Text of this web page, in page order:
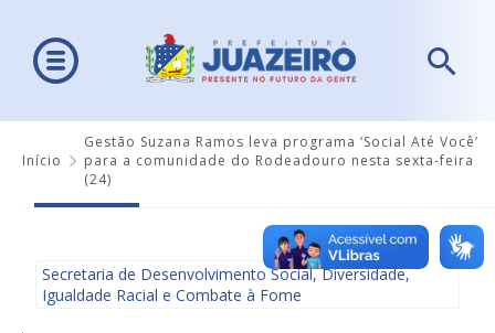
Início
Gestão Suzana Ramos leva programa ‘Social Até Você’
para a comunidade do Rodeadouro nesta sexta-feira
(24)
Secretaria de Desenvolvimento Social, Diversidade,
Igualdade Racial e Combate à Fome